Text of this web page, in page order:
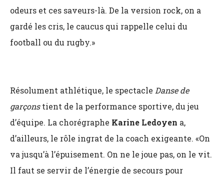
odeurs et ces saveurs-là. De la version rock, on a
gardé les cris, le caucus qui rappelle celui du
football ou du rugby.»
Résolument athlétique, le spectacle Danse de
garçonstient de la performance sportive, du jeu
d’équipe. La chorégraphe Karine Ledoyen a,
d’ailleurs, le rôle ingrat de la coach exigeante. «On
va jusqu’à l’épuisement. On ne le joue pas, on le vit.
Il faut se servir de l’énergie de secours pour